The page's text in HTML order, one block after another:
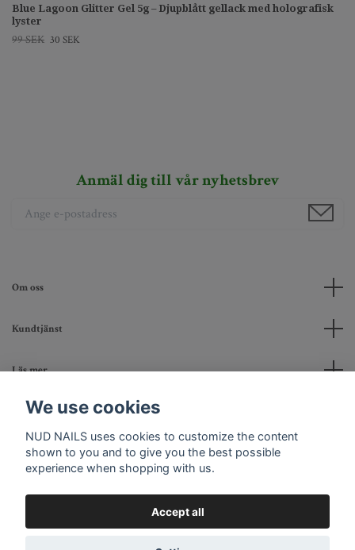
Blue Lagoon Glitter Gel 5g – Djupblått gellack med holografisk
lyster
99 SEK 30 SEK
Anmäl dig till vår nyhetsbrev
Om oss
Kundtjänst
Läs mer
Social Media
We use cookies
NUD NAILS uses cookies to customize the content
shown to you and to give you the best possible
experience when shopping with us.
Accept all